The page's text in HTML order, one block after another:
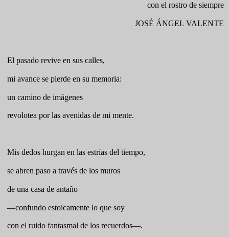
con el rostro de siempre
JOSÉ ÁNGEL VALENTE
El pasado revive en sus calles,
mi avance se pierde en su memoria:
un camino de imágenes
revolotea por las avenidas de mi mente.
Mis dedos hurgan en las estrías del tiempo,
se abren paso a través de los muros
de una casa de antaño
—confundo estoicamente lo que soy
con el ruido fantasmal de los recuerdos—.